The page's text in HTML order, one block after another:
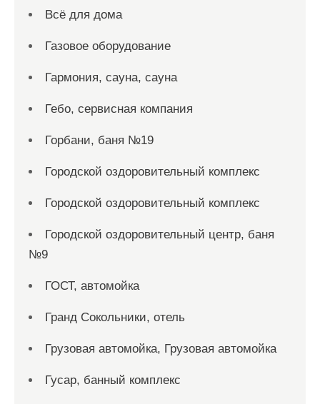
Всё для дома
Газовое оборудование
Гармония, сауна, сауна
Гебо, сервисная компания
Горбани, баня №19
Городской оздоровительный комплекс
Городской оздоровительный комплекс
Городской оздоровительный центр, баня
№9
ГОСТ, автомойка
Гранд Сокольники, отель
Грузовая автомойка, Грузовая автомойка
Гусар, банный комплекс